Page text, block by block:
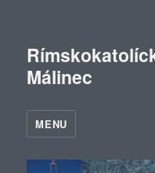
Málinec
MENU